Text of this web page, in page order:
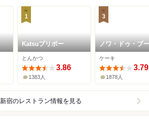
1
Katsuプリポー
とんかつ
3.86
1383人
3
ノワ・ドゥ・ブ
新宿伊勢丹店
ケーキ
3.79
1878人
新宿のレストラン情報を見る